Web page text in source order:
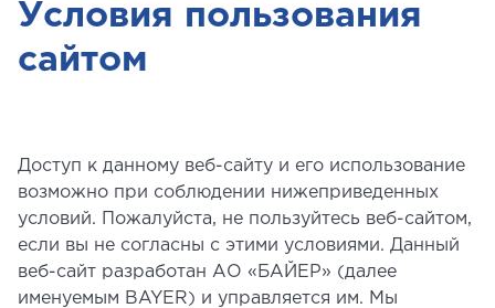
Условия пользования
сайтом
Доступ к данному веб-сайту и его использование
возможно при соблюдении нижеприведенных
условий. Пожалуйста, не пользуйтесь веб-сайтом,
если вы не согласны с этими условиями. Данный
веб-сайт разработан АО «БАЙЕР» (далее
именуемым BAYER) и управляется им. Мы